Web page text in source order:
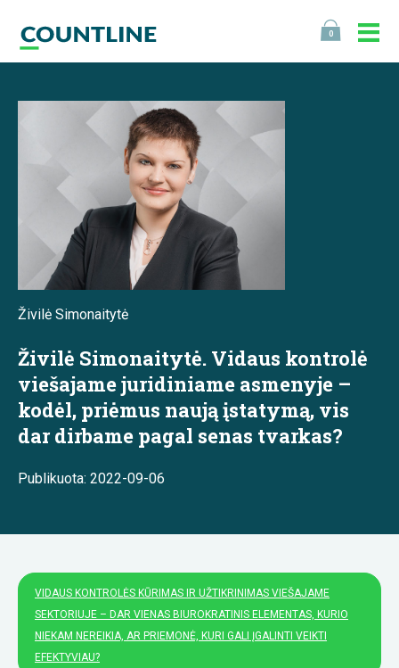
0
Živilė Simonaitytė
Živilė Simonaitytė. Vidaus kontrolė
viešajame juridiniame asmenyje –
kodėl, priėmus naują įstatymą, vis
dar dirbame pagal senas tvarkas?
Publikuota: 2022-09-06
VIDAUS KONTROLĖS KŪRIMAS IR UŽTIKRINIMAS VIEŠAJAME
SEKTORIUJE – DAR VIENAS BIUROKRATINIS ELEMENTAS, KURIO
NIEKAM NEREIKIA, AR PRIEMONĖ, KURI GALI ĮGALINTI VEIKTI
EFEKTYVIAU?